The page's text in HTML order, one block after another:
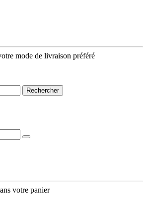
mode de livraison préféré
Rechercher
votre panier